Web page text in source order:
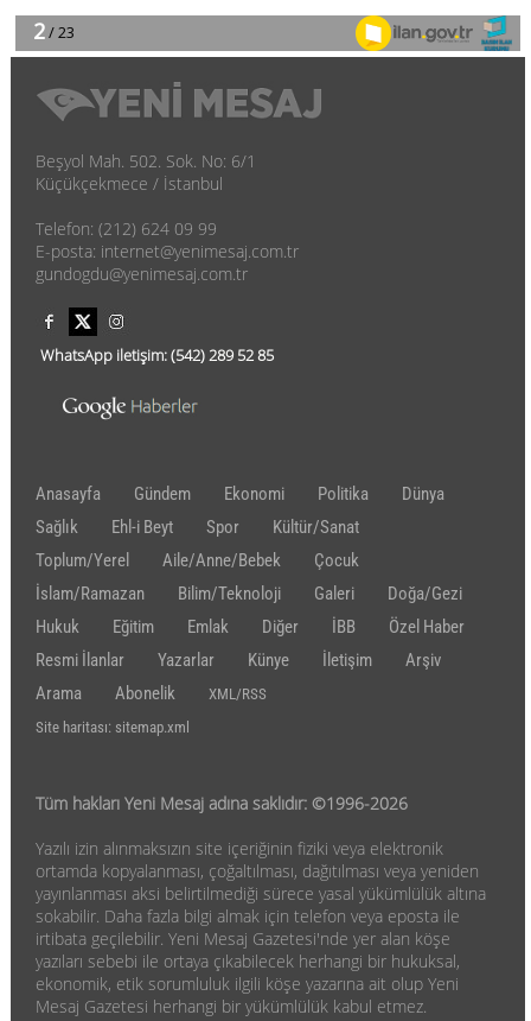
Beşyol Mah. 502. Sok. No: 6/1
Küçükçekmece / İstanbul
Telefon: (212) 624 09 99
E-posta: internet@yenimesaj.com.tr
gundogdu@yenimesaj.com.tr
WhatsApp iletişim:(542)289 52 85
Anasayfa Gündem Ekonomi Politika
Dünya
Sağlık
Ehl-i Beyt Spor
Kültür/Sanat
Toplum/Yerel
Aile/Anne/Bebek
Çocuk
İslam/Ramazan
Bilim/Teknoloji Galeri
Doğa/Gezi
Hukuk
Eğitim Emlak Diğer İBB
Özel Haber
Resmi İlanlar
Yazarlar Künye İletişim
Arşiv
Arama
Abonelik
XML/RSS
Site haritası: sitemap.xml
Tüm hakları Yeni Mesaj adına saklıdır: ©1996-2026
Yazılı izin alınmaksızın site içeriğinin fiziki veya elektronik
ortamda kopyalanması, çoğaltılması, dağıtılması veya yeniden
yayınlanması aksi belirtilmediği sürece yasal yükümlülük altına
sokabilir. Daha fazla bilgi almak için telefon veya eposta ile
irtibata geçilebilir. Yeni Mesaj Gazetesi'nde yer alan köşe
yazıları sebebi ile ortaya çıkabilecek herhangi bir hukuksal,
ekonomik, etik sorumluluk ilgili köşe yazarına ait olup Yeni
Mesaj Gazetesi herhangi bir yükümlülük kabul etmez.